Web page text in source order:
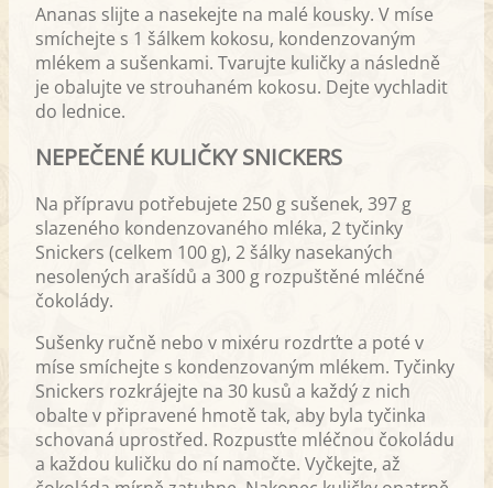
Ananas slijte a nasekejte na malé kousky. V míse
smíchejte s 1 šálkem kokosu, kondenzovaným
mlékem a sušenkami. Tvarujte kuličky a následně
je obalujte ve strouhaném kokosu. Dejte vychladit
do lednice.
NEPEČENÉ KULIČKY SNICKERS
Na přípravu potřebujete 250 g sušenek, 397 g
slazeného kondenzovaného mléka, 2 tyčinky
Snickers (celkem 100 g), 2 šálky nasekaných
nesolených arašídů a 300 g rozpuštěné mléčné
čokolády.
Sušenky ručně nebo v mixéru rozdrťte a poté v
míse smíchejte s kondenzovaným mlékem. Tyčinky
Snickers rozkrájejte na 30 kusů a každý z nich
obalte v připravené hmotě tak, aby byla tyčinka
schovaná uprostřed. Rozpusťte mléčnou čokoládu
a každou kuličku do ní namočte. Vyčkejte, až